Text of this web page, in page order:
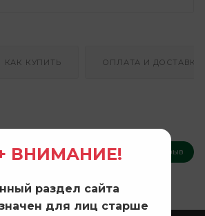
КАК КУПИТЬ ОПЛАТА И ДОСТАВКА
Оставить отзыв
ВНИМАНИЕ!
раздел сайта
для лиц старше